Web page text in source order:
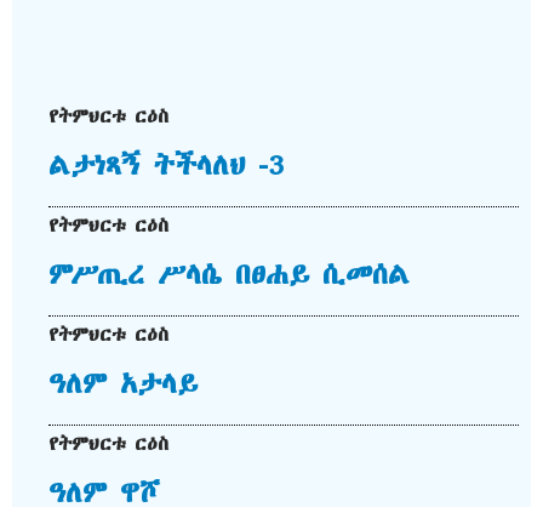
የትምህርቱ ርዕስ
ልታነጻኝ ትችላለህ -3
የትምህርቱ ርዕስ
ምሥጢረ ሥላሴ በፀሐይ ሲመሰል
የትምህርቱ ርዕስ
ዓለም አታላይ
የትምህርቱ ርዕስ
ዓለም ዋሾ